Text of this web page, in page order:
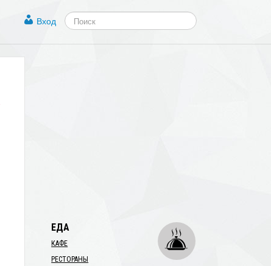
Вход
ЕДА
КАФЕ
РЕСТОРАНЫ